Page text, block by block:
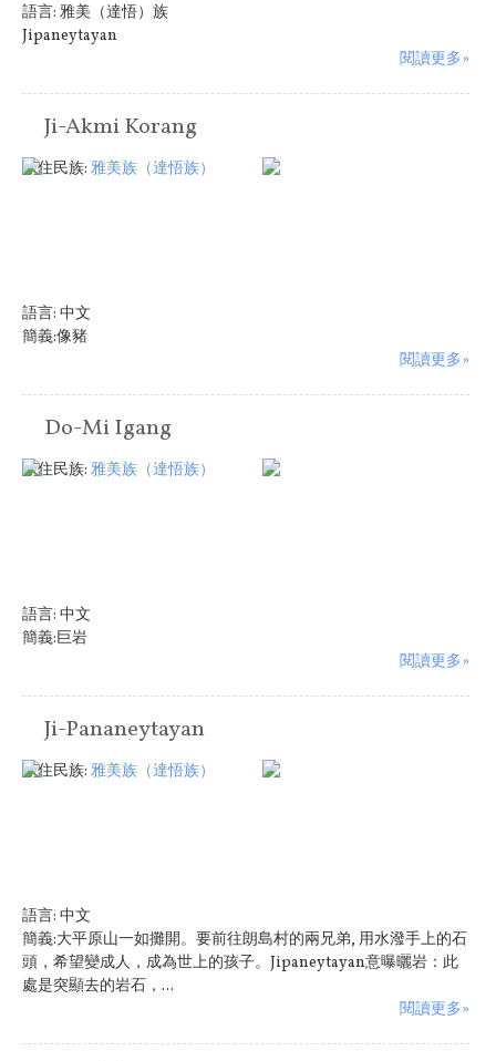
語言: 雅美（達悟）族
Jipaneytayan
閱讀更多»
Ji-Akmi Korang
原住民族: 雅美族（達悟族）
語言: 中文
簡義:像豬
閱讀更多»
Do-Mi Igang
原住民族: 雅美族（達悟族）
語言: 中文
簡義:巨岩
閱讀更多»
Ji-Pananeytayan
原住民族: 雅美族（達悟族）
語言: 中文
簡義:大平原山一如攤開。要前往朗島村的兩兄弟, 用水潑手上的石
頭，希望變成人，成為世上的孩子。Jipaneytayan意曝曬岩：此
處是突顯去的岩石，...
閱讀更多»